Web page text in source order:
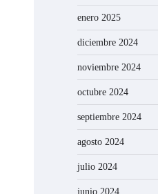
enero 2025
diciembre 2024
noviembre 2024
octubre 2024
septiembre 2024
agosto 2024
julio 2024
junio 2024